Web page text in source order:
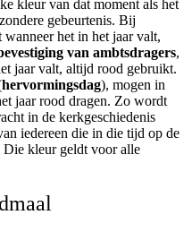
kleur van dat moment als het
gebeurtenis. Bij
het in het jaar valt,
van ambtsdragers,
jaar valt, altijd rood gebruikt.
hervormingsdag), mogen in
jaar rood dragen. Zo wordt
in de kerkgeschiedenis
iedereen die in die tijd op de
Die kleur geldt voor alle